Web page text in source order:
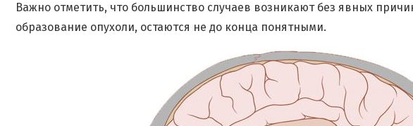
Важно отметить, что большинство случаев возникают без явных
образование опухоли, остаются не до конца понятными.